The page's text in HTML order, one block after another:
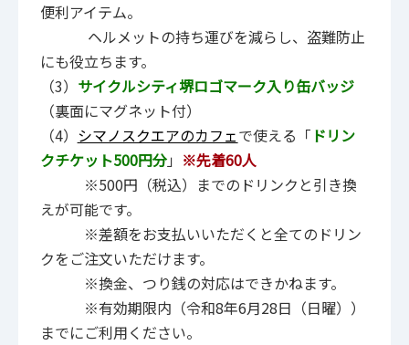
便利アイテム。
ヘルメットの持ち運びを減らし、盗難防止
にも役立ちます。
（3） サイクルシティ堺ロゴマーク入り缶バッジ
（裏面にマグネット付）
（4） シマノスクエアのカフェで使える「 ドリン
クチケット500円分」 ※先着60人
※500円（税込）までのドリンクと引き換
えが可能です。
※差額をお支払いいただくと全てのドリン
クをご注文いただけます。
※換金、つり銭の対応はできかねます。
※有効期限内（令和8年6月28日（日曜））
までにご利用ください。